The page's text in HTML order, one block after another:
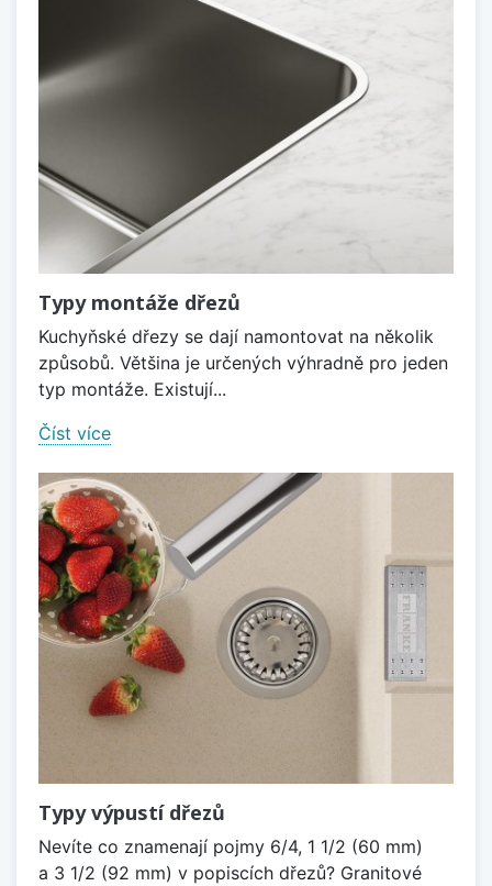
Typy montáže dřezů
Kuchyňské dřezy se dají namontovat na několik
způsobů. Většina je určených výhradně pro jeden
typ montáže. Existují...
Číst více
Typy výpustí dřezů
Nevíte co znamenají pojmy 6/4, 1 1/2 (60 mm)
a 3 1/2 (92 mm) v popiscích dřezů? Granitové